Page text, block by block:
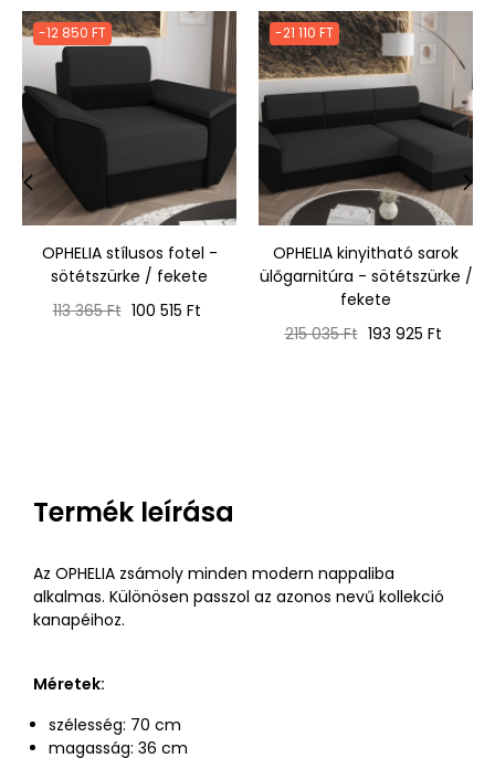
-12 850 FT
OPHELIA stílusos fotel -
sötétszürke / fekete
Normál
113 365 Ft Ár
100 515 Ft
-21 110 FT
OPHELIA kinyitható sarok
ülőgarnitúra - sötétszürke /
fekete
Normál
215 035 Ft Ár
193 925 Ft
‹ ›
Termék leírása
Az OPHELIA zsámoly minden modern nappaliba
alkalmas. Különösen passzol az azonos nevű kollekció
kanapéihoz.
Méretek:
szélesség: 70 cm
magasság: 36 cm